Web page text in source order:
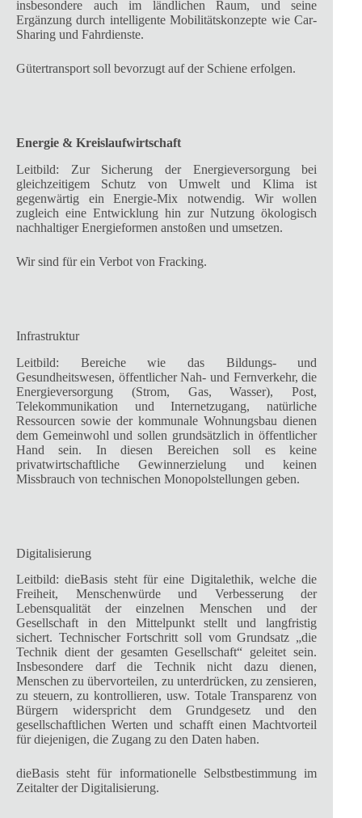
insbesondere auch im ländlichen Raum, und seine
Ergänzung durch intelligente Mobilitätskonzepte wie Car-
Sharing und Fahrdienste.
Gütertransport soll bevorzugt auf der Schiene erfolgen.
Energie & Kreislaufwirtschaft
Leitbild: Zur Sicherung der Energieversorgung bei
gleichzeitigem Schutz von Umwelt und Klima ist
gegenwärtig ein Energie-Mix notwendig. Wir wollen
zugleich eine Entwicklung hin zur Nutzung ökologisch
nachhaltiger Energieformen anstoßen und umsetzen.
Wir sind für ein Verbot von Fracking.
Infrastruktur
Leitbild: Bereiche wie das Bildungs- und
Gesundheitswesen, öffentlicher Nah- und Fernverkehr, die
Energieversorgung (Strom, Gas, Wasser), Post,
Telekommunikation und Internetzugang, natürliche
Ressourcen sowie der kommunale Wohnungsbau dienen
dem Gemeinwohl und sollen grundsätzlich in öffentlicher
Hand sein. In diesen Bereichen soll es keine
privatwirtschaftliche Gewinnerzielung und keinen
Missbrauch von technischen Monopolstellungen geben.
Digitalisierung
Leitbild: dieBasis steht für eine Digitalethik, welche die
Freiheit, Menschenwürde und Verbesserung der
Lebensqualität der einzelnen Menschen und der
Gesellschaft in den Mittelpunkt stellt und langfristig
sichert. Technischer Fortschritt soll vom Grundsatz „die
Technik dient der gesamten Gesellschaft“ geleitet sein.
Insbesondere darf die Technik nicht dazu dienen,
Menschen zu übervorteilen, zu unterdrücken, zu zensieren,
zu steuern, zu kontrollieren, usw. Totale Transparenz von
Bürgern widerspricht dem Grundgesetz und den
gesellschaftlichen Werten und schafft einen Machtvorteil
für diejenigen, die Zugang zu den Daten haben.
dieBasis steht für informationelle Selbstbestimmung im
Zeitalter der Digitalisierung.